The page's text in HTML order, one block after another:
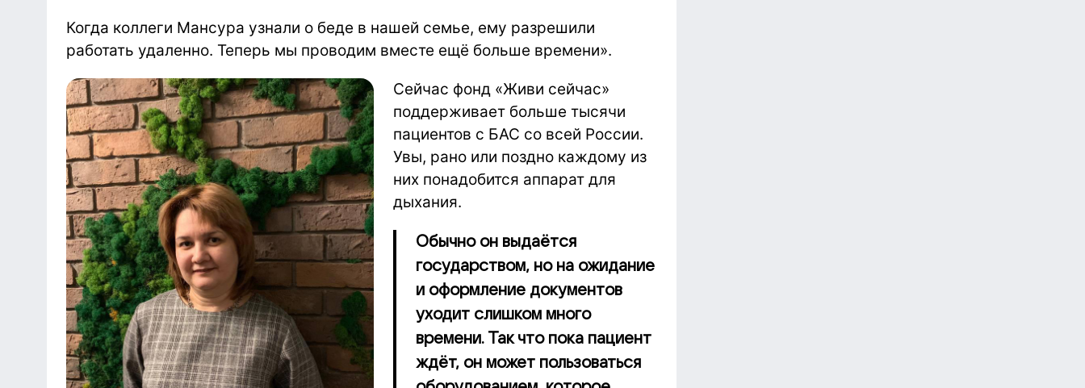
Когда коллеги Мансура узнали о беде в нашей семье, ему разрешили
работать удаленно. Теперь мы проводим вместе ещё больше времени».
Сейчас фонд «Живи сейчас»
поддерживает больше тысячи
пациентов с БАС со всей России.
Увы, рано или поздно каждому из
них понадобится аппарат для
дыхания.
Обычно он выдаётся
государством, но на ожидание
и оформление документов
уходит слишком много
времени. Так что пока пациент
ждёт, он может пользоваться